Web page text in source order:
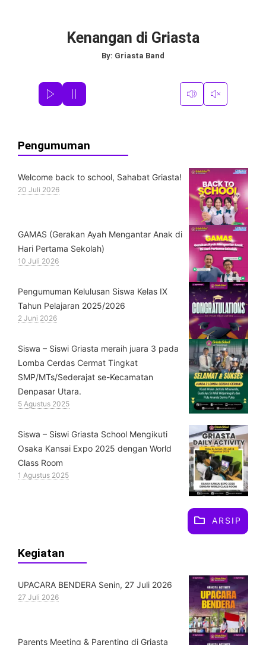
Kenangan di Griasta
By: Griasta Band
Pengumuman
Welcome back to school, Sahabat Griasta!
20 Juli 2026
GAMAS (Gerakan Ayah Mengantar Anak di
Hari Pertama Sekolah)
10 Juli 2026
Pengumuman Kelulusan Siswa Kelas IX
Tahun Pelajaran 2025/2026
2 Juni 2026
Siswa – Siswi Griasta meraih juara 3 pada
Lomba Cerdas Cermat Tingkat
SMP/MTs/Sederajat se-Kecamatan
Denpasar Utara.
5 Agustus 2025
Siswa – Siswi Griasta School Mengikuti
Osaka Kansai Expo 2025 dengan World
Class Room
1 Agustus 2025
ARSIP
Kegiatan
UPACARA BENDERA Senin, 27 Juli 2026
27 Juli 2026
Parents Meeting & Parenting di Griasta